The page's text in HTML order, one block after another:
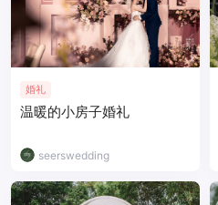
婚礼
温暖的小房子婚礼
seerswedding